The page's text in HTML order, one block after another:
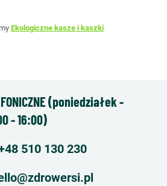
Ekologiczne kasze i kaszki
(poniedziałek -
- 16:00)
510 130 230